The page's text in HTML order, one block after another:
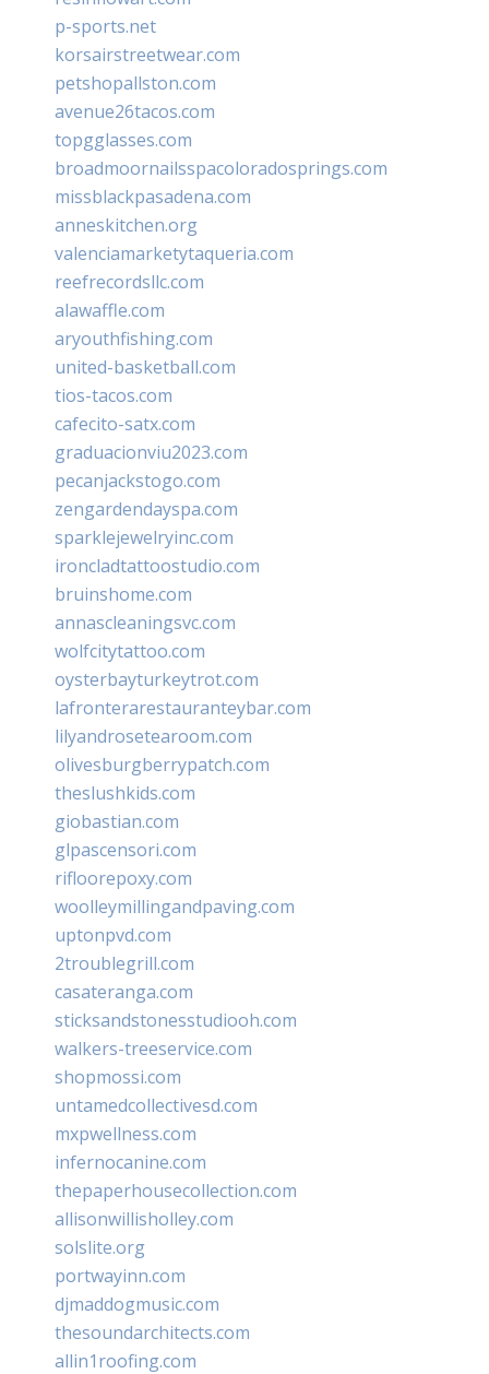
p-sports.net
korsairstreetwear.com
petshopallston.com
avenue26tacos.com
topgglasses.com
broadmoornailsspacoloradosprings.com
missblackpasadena.com
anneskitchen.org
valenciamarketytaqueria.com
reefrecordsllc.com
alawaffle.com
aryouthfishing.com
united-basketball.com
tios-tacos.com
cafecito-satx.com
graduacionviu2023.com
pecanjackstogo.com
zengardendayspa.com
sparklejewelryinc.com
ironcladtattoostudio.com
bruinshome.com
annascleaningsvc.com
wolfcitytattoo.com
oysterbayturkeytrot.com
lafronterarestauranteybar.com
lilyandrosetearoom.com
olivesburgberrypatch.com
theslushkids.com
giobastian.com
glpascensori.com
rifloorepoxy.com
woolleymillingandpaving.com
uptonpvd.com
2troublegrill.com
casateranga.com
sticksandstonesstudiooh.com
walkers-treeservice.com
shopmossi.com
untamedcollectivesd.com
mxpwellness.com
infernocanine.com
thepaperhousecollection.com
allisonwillisholley.com
solslite.org
portwayinn.com
djmaddogmusic.com
thesoundarchitects.com
allin1roofing.com